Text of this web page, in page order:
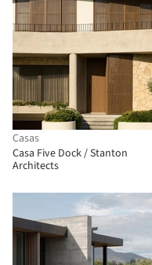
Casas
Casa Five Dock / Stanton
Architects